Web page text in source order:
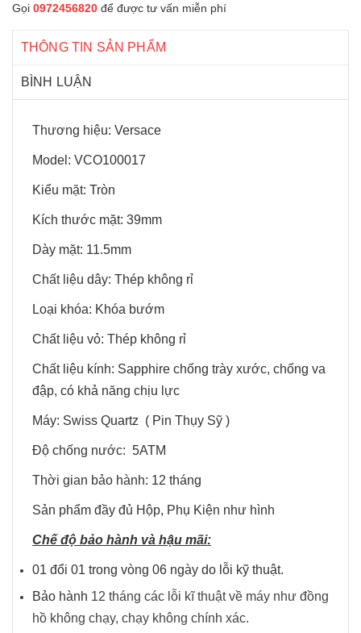
Gọi 0972456820 để được tư vấn miễn phí
THÔNG TIN SẢN PHẨM
BÌNH LUẬN
Thương hiệu: Versace
Model: VCO100017
Kiểu mặt: Tròn
Kích thước mặt: 39mm
Dày mặt: 11.5mm
Chất liệu dây: Thép không rỉ
Loại khóa: Khóa bướm
Chất liệu vỏ: Thép không rỉ
Chất liệu kính: Sapphire chống trày xước, chống va
đập, có khả năng chịu lực
Máy: Swiss Quartz ( Pin Thụy Sỹ )
Độ chống nước: 5ATM
Thời gian bảo hành: 12 tháng
Sản phẩm đầy đủ Hộp, Phụ Kiện như hình
Chế độ bảo hành và hậu mãi:
01 đổi 01 trong vòng 06 ngày do lỗi kỹ thuật.
Bảo hành 12 tháng các lỗi kĩ thuật về máy như đồng
hồ không chạy, chạy không chính xác.